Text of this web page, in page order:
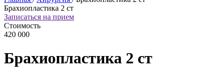
Брахиопластика 2 ст
Записаться на прием
Стоимость
420 000
Брахиопластика 2 ст